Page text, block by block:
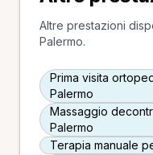
Altre prestazioni
Palermo.
Prima visita
Palermo
Massaggio
Palermo
Terapia manuale